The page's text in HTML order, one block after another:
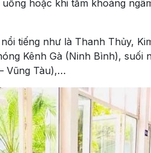
hoặc khi tắm khoáng
tiếng như là Thanh Thủy,
Kênh Gà (Ninh Bình), suối
Vũng Tàu),…